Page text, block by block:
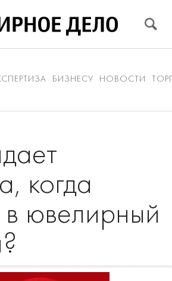
БИЗНЕСУ НОВОСТИ
когда
в ювелирный